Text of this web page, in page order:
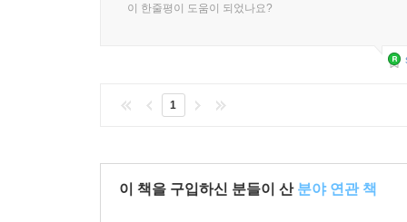
이 한줄평이 도움이 되었나요?
1
이 책을 구입하신 분들이 산 분야 연관 책